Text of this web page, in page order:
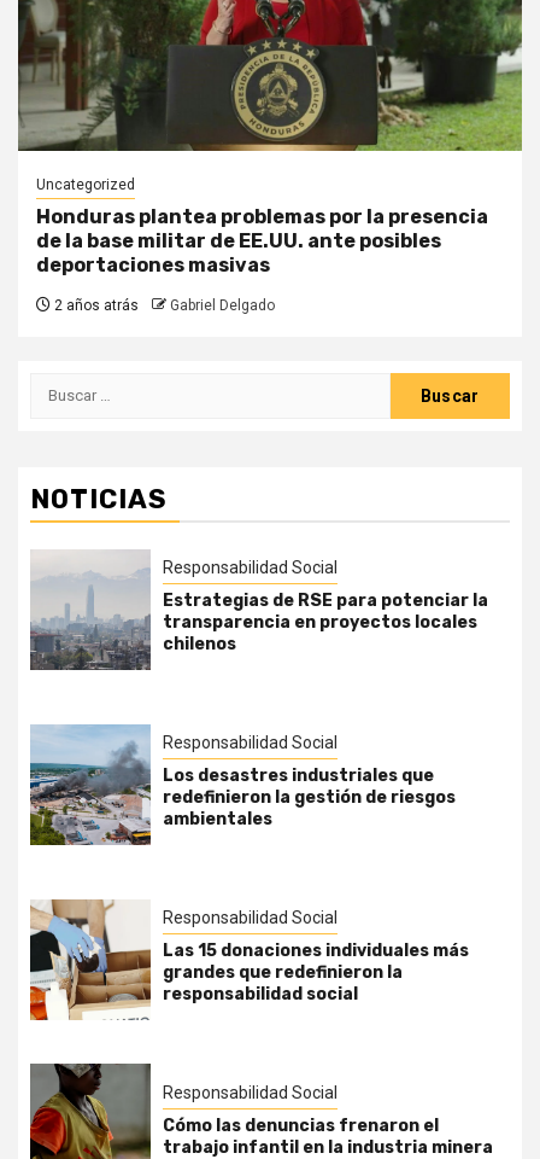
Uncategorized
Honduras plantea problemas por la presencia
de la base militar de EE.UU. ante posibles
deportaciones masivas
2 años atrás Gabriel Delgado
Buscar:
NOTICIAS
Responsabilidad Social
Estrategias de RSE para potenciar la
transparencia en proyectos locales
chilenos
Responsabilidad Social
Los desastres industriales que
redefinieron la gestión de riesgos
ambientales
Responsabilidad Social
Las 15 donaciones individuales más
grandes que redefinieron la
responsabilidad social
Responsabilidad Social
Cómo las denuncias frenaron el
trabajo infantil en la industria minera